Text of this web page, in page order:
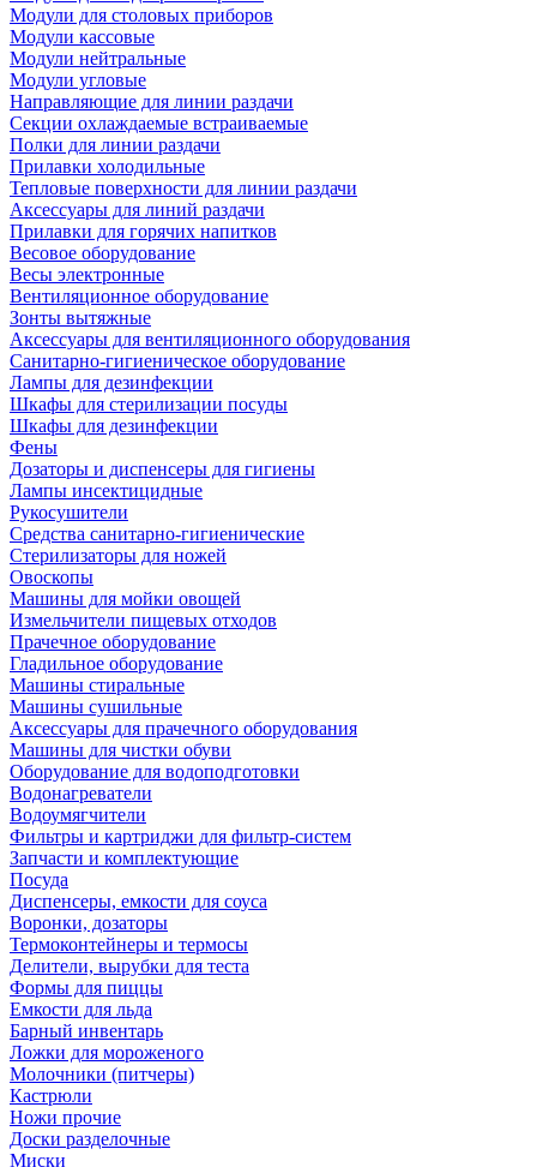
Модули для столовых приборов
Модули кассовые
Модули нейтральные
Модули угловые
Направляющие для линии раздачи
Секции охлаждаемые встраиваемые
Полки для линии раздачи
Прилавки холодильные
Тепловые поверхности для линии раздачи
Аксессуары для линий раздачи
Прилавки для горячих напитков
Весовое оборудование
Весы электронные
Вентиляционное оборудование
Зонты вытяжные
Аксессуары для вентиляционного оборудования
Санитарно-гигиеническое оборудование
Лампы для дезинфекции
Шкафы для стерилизации посуды
Шкафы для дезинфекции
Фены
Дозаторы и диспенсеры для гигиены
Лампы инсектицидные
Рукосушители
Средства санитарно-гигиенические
Стерилизаторы для ножей
Овоскопы
Машины для мойки овощей
Измельчители пищевых отходов
Прачечное оборудование
Гладильное оборудование
Машины стиральные
Машины сушильные
Аксессуары для прачечного оборудования
Машины для чистки обуви
Оборудование для водоподготовки
Водонагреватели
Водоумягчители
Фильтры и картриджи для фильтр-систем
Запчасти и комплектующие
Посуда
Диспенсеры, емкости для соуса
Воронки, дозаторы
Термоконтейнеры и термосы
Делители, вырубки для теста
Формы для пиццы
Емкости для льда
Барный инвентарь
Ложки для мороженого
Молочники (питчеры)
Кастрюли
Ножи прочие
Доски разделочные
Миски